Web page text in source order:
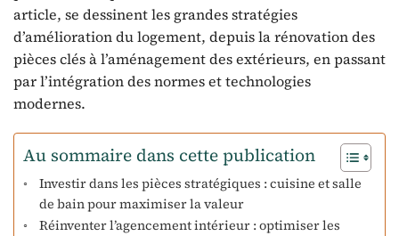
article, se dessinent les grandes stratégies
d’amélioration du logement, depuis la rénovation des
pièces clés à l’aménagement des extérieurs, en passant
par l’intégration des normes et technologies
modernes.
Au sommaire dans cette publication
Investir dans les pièces stratégiques : cuisine et salle
de bain pour maximiser la valeur
Réinventer l’agencement intérieur : optimiser les